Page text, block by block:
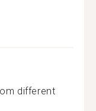
different